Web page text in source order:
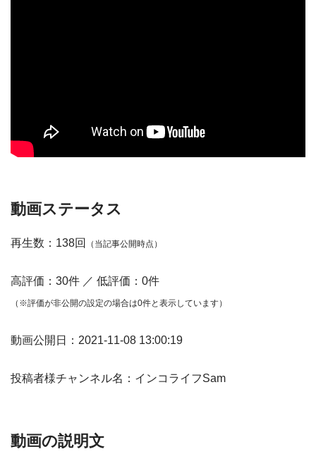
動画ステータス
再生数：138回 （当記事公開時点）
高評価：30件 ／ 低評価：0件
（※評価が非公開の設定の場合は0件と表示しています）
動画公開日：2021-11-08 13:00:19
投稿者様チャンネル名：インコライフSam
動画の説明文